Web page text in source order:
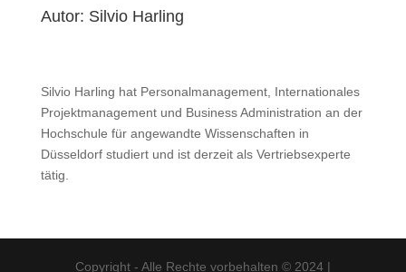
Autor: Silvio Harling
Silvio Harling hat Personalmanagement, Internationales
Projektmanagement und Business Administration an der
Hochschule für angewandte Wissenschaften in
Düsseldorf studiert und ist derzeit als Vertriebsexperte
tätig.
Copyright - Alle Rechte vorbehalten © 2024 |